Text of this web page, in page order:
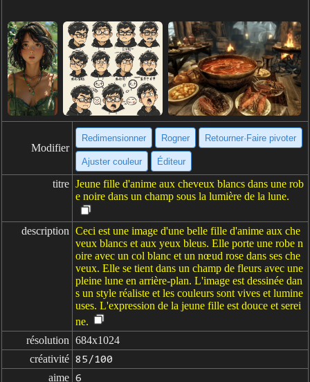
Modifier
Redimensionner Rogner Retourner·Faire pivoter
Ajuster couleur Éditeur
titre Jeune fille d'anime aux cheveux blancs dans une rob
e noire dans un champ sous la lumière de la lune.
description Ceci est une image d'une belle fille d'anime aux che
veux blancs et aux yeux bleus. Elle porte une robe n
oire avec un col blanc et un nœud rose dans ses che
veux. Elle se tient dans un champ de fleurs avec une
pleine lune en arrière-plan. L'image est dessinée dan
s un style réaliste et les couleurs sont vives et lumine
uses. L'expression de la jeune fille est douce et serei
ne.
résolution 684x1024
créativité 85/100
aime 6